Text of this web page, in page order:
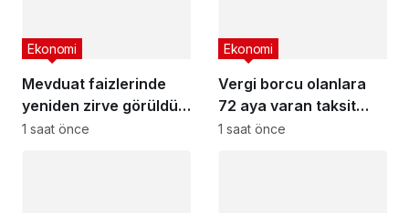
Mevduat faizlerinde
yeniden zirve görüldü :
3 milyon liranın aylık
Ekonomi
1 saat önce
Vergi borcu olanlara
72 aya varan taksit
fırsatı
Ekonomi
1 saat önce